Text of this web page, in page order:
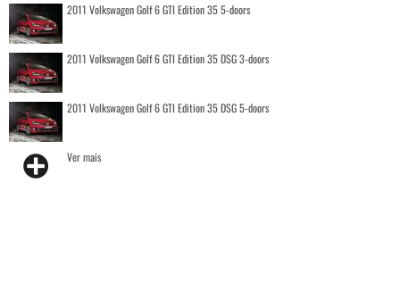
2011 Volkswagen Golf 6 GTI Edition 35 5-doors
2011 Volkswagen Golf 6 GTI Edition 35 DSG 3-doors
2011 Volkswagen Golf 6 GTI Edition 35 DSG 5-doors
Ver mais